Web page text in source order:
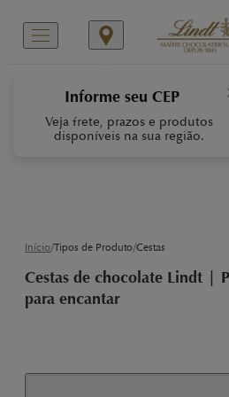
Informe seu CEP
Veja frete, prazos e produtos
disponíveis na sua região.
Cestas
As cestas presenteáveis da
Lindt são a escolha perfeita
Início/Tipos de Produto/Cestas
Cestas de chocolate Lindt |
para encantar